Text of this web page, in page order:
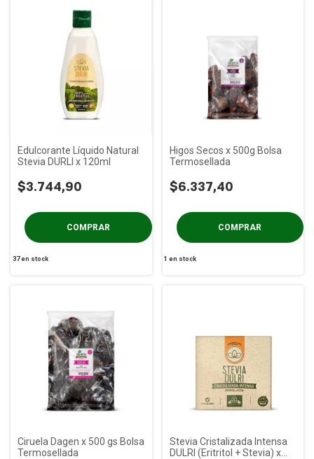
Edulcorante Líquido Natural
Stevia DURLI x 120ml
$3.744,90
37en stock
Higos Secos x 500g Bolsa
Termosellada
$6.337,40
1 en stock
Ciruela Dagen x 500 gs Bolsa
Termosellada
Stevia Cristalizada Intensa
DULRI (Eritritol + Stevia) x